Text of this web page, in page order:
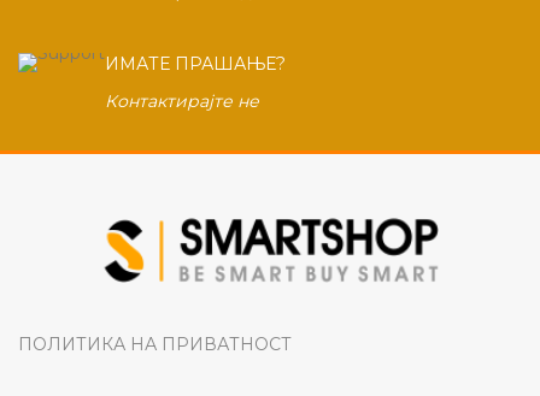
ИМАТЕ ПРАШАЊЕ?
Контактирајте не
ПОЛИТИКА НА ПРИВАТНОСТ